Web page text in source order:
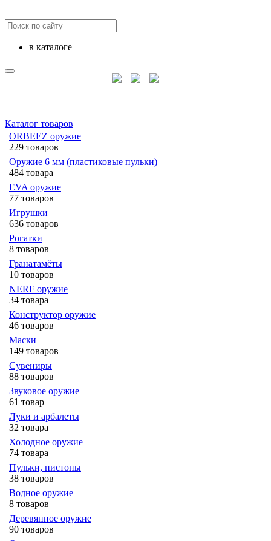
в каталоге
Каталог товаров
ORBEEZ оружие
229 товаров
Оружие 6 мм (пластиковые пульки)
484 товара
EVA оружие
77 товаров
Игрушки
636 товаров
Рогатки
8 товаров
Гранатамёты
10 товаров
NERF оружие
34 товара
Конструктор оружие
46 товаров
Маски
149 товаров
Сувениры
88 товаров
Звуковое оружие
61 товар
Луки и арбалеты
32 товара
Холодное оружие
74 товара
Пульки, пистоны
38 товаров
Водное оружие
8 товаров
Деревянное оружие
90 товаров